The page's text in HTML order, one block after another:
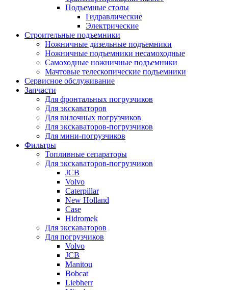
Подъемные столы
Гидравлические
Электрические
Строительные подъемники
Ножничные дизельные подъемники
Ножничные подъемники несамоходные
Самоходные ножничные подъемники
Мачтовые телескопические подъемники
Сервисное обслуживание
Запчасти
Для фронтальных погрузчиков
Для экскаваторов
Для вилочных погрузчиков
Для экскаваторов-погрузчиков
Для мини-погрузчиков
Фильтры
Топливные сепараторы
Для экскаваторов-погрузчиков
JCB
Volvo
Caterpillar
New Holland
Case
Hidromek
Для экскаваторов
Для погрузчиков
Volvo
JCB
Manitou
Bobcat
Liebherr